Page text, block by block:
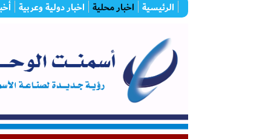
الرئيسية اخبار محلية اخبار دولية وعربية